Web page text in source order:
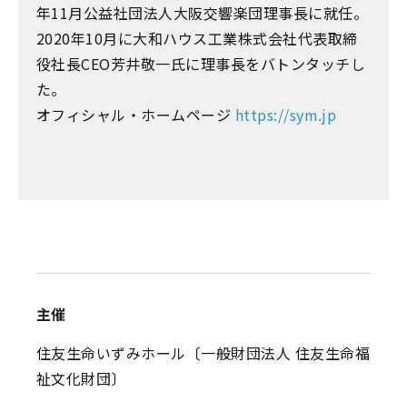
年11月公益社団法人大阪交響楽団理事長に就任。
2020年10月に大和ハウス工業株式会社代表取締
役社長CEO芳井敬一氏に理事長をバトンタッチし
た。
オフィシャル・ホームページ https://sym.jp
主催
住友生命いずみホール〔一般財団法人 住友生命福
祉文化財団〕